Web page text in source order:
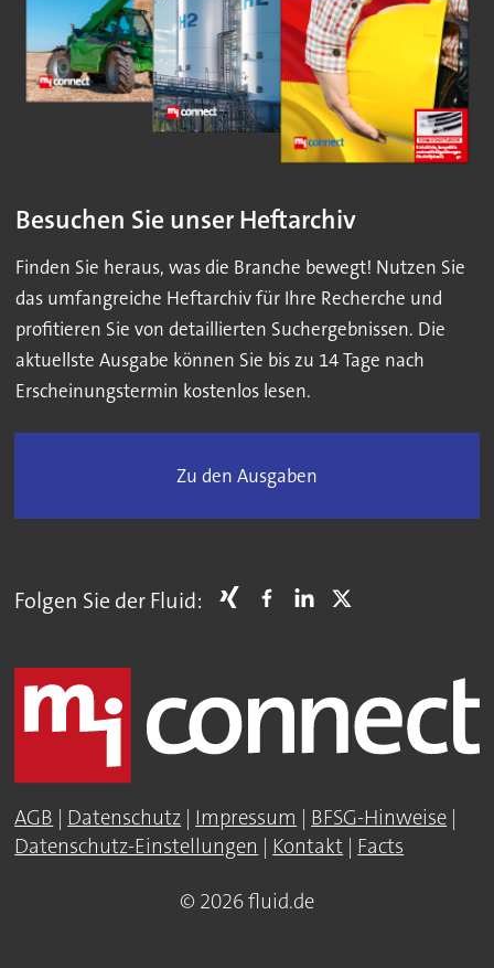
Besuchen Sie unser Heftarchiv
Finden Sie heraus, was die Branche bewegt! Nutzen Sie
das umfangreiche Heftarchiv für Ihre Recherche und
profitieren Sie von detaillierten Suchergebnissen. Die
aktuellste Ausgabe können Sie bis zu 14 Tage nach
Erscheinungstermin kostenlos lesen.
Zu den Ausgaben
Folgen Sie der Fluid:
AGB | Datenschutz | Impressum | BFSG-Hinweise |
Datenschutz-Einstellungen | Kontakt | Facts
© 2026 fluid.de